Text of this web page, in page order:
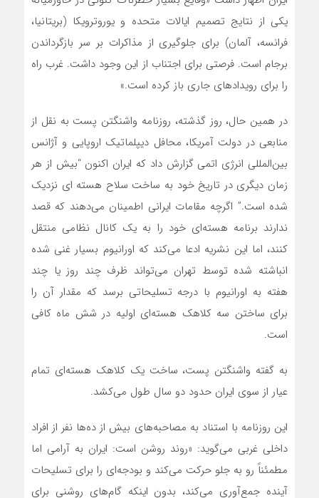
یکی از نتایج تصمیم ایالات متحده و یوروترویکا (بریتانیا،
فرانسه، آلمان) برای جلوگیری از مذاکرات بر سر بازگرداندن
برجام است. فرصتی برای اجتناب از این وجود داشت. غرب راه
را برای رویدادهای جاری باز کرده است.»
در همین حال، روز گذشته، روزنامه واشنگتن پست به نقل از
منابعی در دولت آمریکا، محافل دیپلماتیک اروپایی و آژانس
بین‌المللی انرژی اتمی گزارش داد که ایران اکنون “بیش از هر
زمان دیگری در تاریخ خود به ساخت سلاح هسته ای نزدیک
شده است.” اگرچه مقامات ایرانی اطمینان‌ می‌دهند که قصد
ندارند برنامه هسته‌ای خود را به یک کانال نظامی منتقل
کنند، اما این نشریه ادعا‌ می‌کند که اورانیوم بسیار غنی شده
انباشته شده توسط تهران می‌تواند ظرف چند روز یا چند
هفته به اورانیوم با درجه تسلیحاتی برسد که مقدار آن را
برای ساختن سه کلاهک هسته‌ای اولیه در شش ماه کافی
است.
به گفته واشنگتن پست، ساخت یک کلاهک هسته‌ای تمام
عیار از سوی ایران حدود دو سال طول‌ می‌کشد.
این روزنامه با استناد به مصاحبه‌های بیش از ده‌ها نفر از افراد
داخلی غربی می‌گوید: «روند روشن است: ایران به آرامی اما
مطمئناً رو به جلو حرکت می‌کند و بودجه‌ای را برای تسلیحات
آینده جمع‌آوری می‌کند، بدون اینکه گام‌های روشنی برای